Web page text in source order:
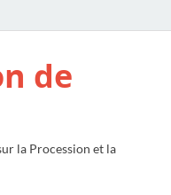
de
la Procession et la